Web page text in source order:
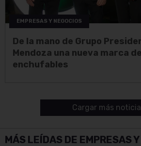
EMPRESAS Y NEGOCIOS
De la mano de Grupo
Mendoza una nueva marca
enchufables
Cargar más
MÁS LEÍDAS DE EMPRESAS